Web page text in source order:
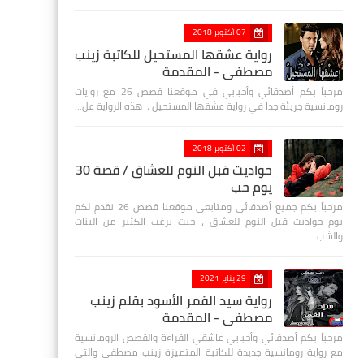
07 أكتوبر 2018
رواية عشقها المستحيل للكاتبة زينب
مصطفي - المقدمة
مرحباً بكم أصدقائي وأحبابي في موقعنا قصص 26 مع روايات
رومانسية جريئة جدا في رواية عشقها المستحيل ، هذه الرواية عل…
02 أكتوبر 2018
حواديت قبل النوم للعشاق / قصة 30
يوم حب
مرحباً بكم جميع أصدقائي ومتابعي موقعنا قصص 26 نقدم لكم
يوم حواديت قبل النوم للعشاق ، حيث يرغب الكثير من البنات
والشب…
29 يناير 2021
رواية سيد القمر الأسود بقلم زينب
مصطفي - المقدمة
مرحباً بكم أصدقائي وأحبابي عاشقي القراءة والقصص الرومانسية
مع رواية رومانسية جديدة للكاتبة المتميزة زينب مصطفى والتي